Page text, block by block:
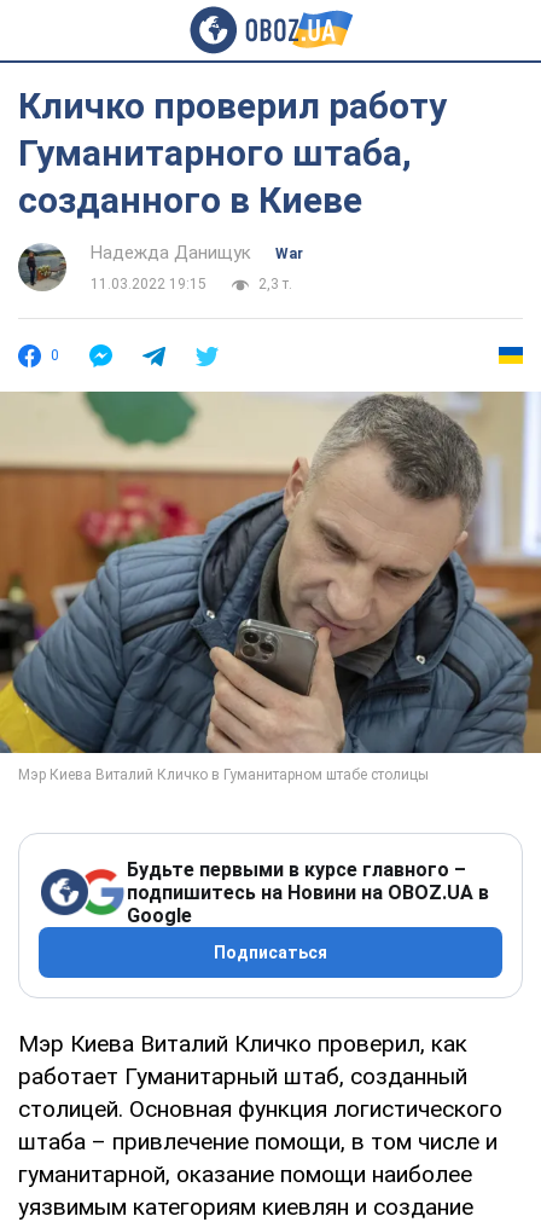
Кличко проверил работу
Гуманитарного штаба,
созданного в Киеве
Надежда Данищук
War
11.03.2022 19:15
2,3 т.
0
Будьте первыми в курсе главного –
подпишитесь на Новини на OBOZ.UA в
Google
Подписаться
Мэр Киева Виталий Кличко проверил, как
работает Гуманитарный штаб, созданный
столицей. Основная функция логистического
штаба – привлечение помощи, в том числе и
гуманитарной, оказание помощи наиболее
уязвимым категориям киевлян и создание